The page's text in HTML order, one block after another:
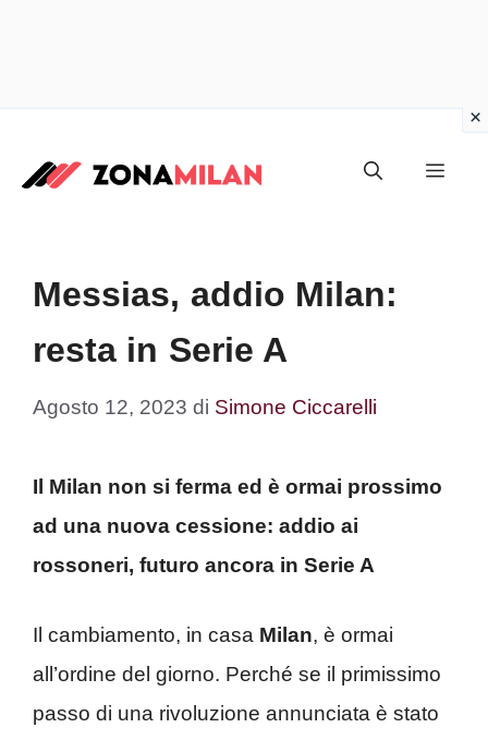
Messias, addio Milan:
resta in Serie A
Agosto 12, 2023 di Simone Ciccarelli
Il Milan non si ferma ed è ormai prossimo
ad una nuova cessione: addio ai
rossoneri, futuro ancora in Serie A
Il cambiamento, in casa Milan, è ormai
all’ordine del giorno. Perché se il primissimo
passo di una rivoluzione annunciata è stato